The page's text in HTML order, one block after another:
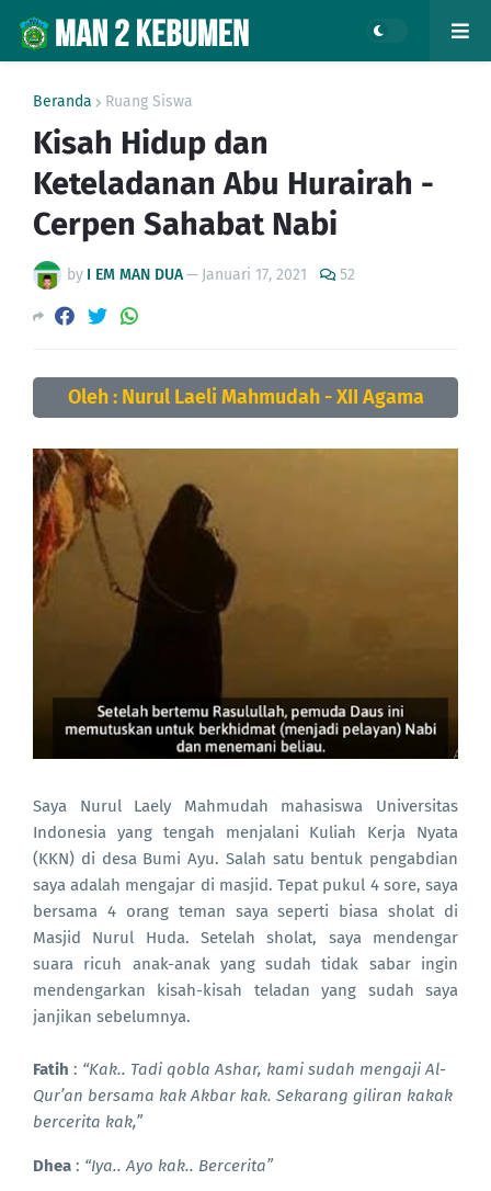
Beranda Ruang Siswa
Kisah Hidup dan
Keteladanan Abu Hurairah -
Cerpen Sahabat Nabi
by I EM MAN DUA— Januari 17, 2021 52
Oleh : Nurul Laeli Mahmudah - XII Agama
Saya Nurul Laely Mahmudah mahasiswa Universitas
Indonesia yang tengah menjalani Kuliah Kerja Nyata
(KKN) di desa Bumi Ayu. Salah satu bentuk pengabdian
saya adalah mengajar di masjid. Tepat pukul 4 sore, saya
bersama 4 orang teman saya seperti biasa sholat di
Masjid Nurul Huda. Setelah sholat, saya mendengar
suara ricuh anak-anak yang sudah tidak sabar ingin
mendengarkan kisah-kisah teladan yang sudah saya
janjikan sebelumnya.
Fatih : “Kak.. Tadi qobla Ashar, kami sudah mengaji Al-
Qur’an bersama kak Akbar kak. Sekarang giliran kakak
bercerita kak,”
Dhea : “Iya.. Ayo kak.. Bercerita”